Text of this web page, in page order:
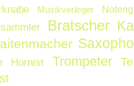
Musikverleger
Bratscher
Hornist Trompeter